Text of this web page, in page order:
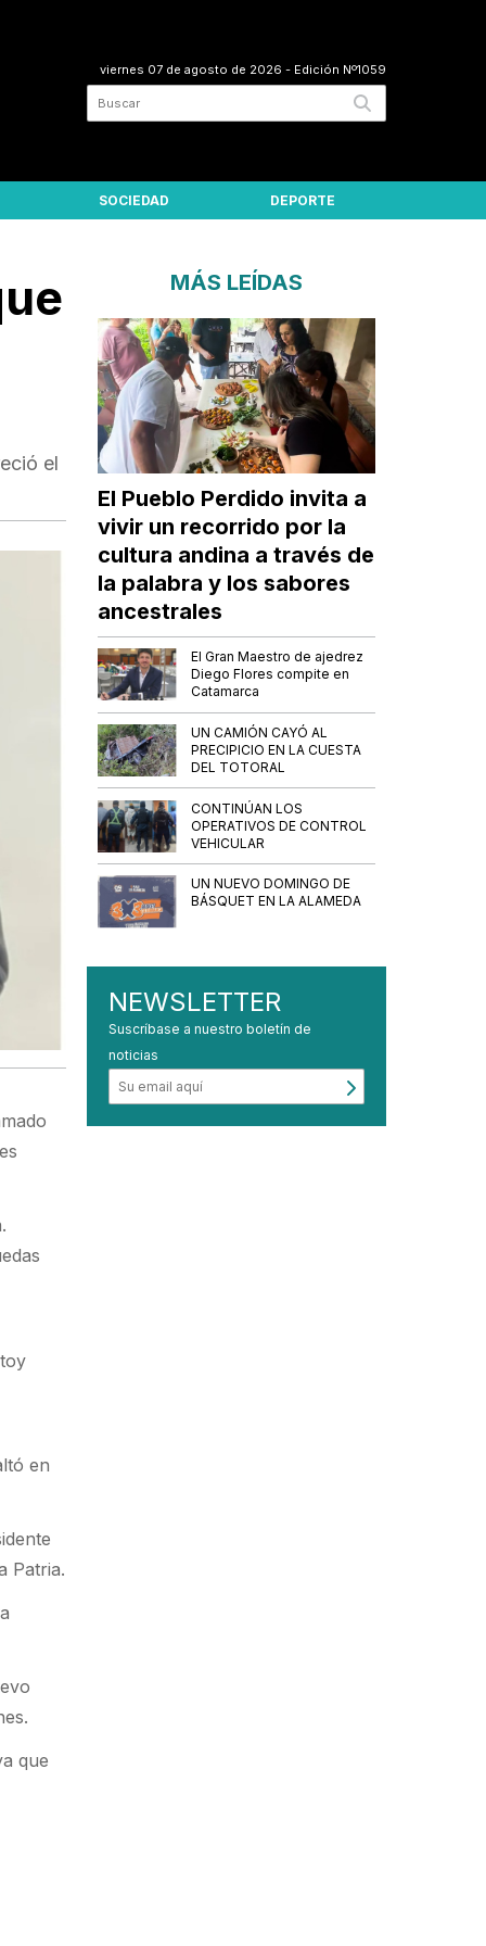
viernes 07 de agosto de 2026 - Edición Nº1059
SOCIEDAD DEPORTE
el
en
Patria.
que
MÁS LEÍDAS
El Pueblo Perdido invita a
vivir un recorrido por la
cultura andina a través de
la palabra y los sabores
ancestrales
El Gran Maestro de ajedrez
Diego Flores compite en
Catamarca
UN CAMIÓN CAYÓ AL
PRECIPICIO EN LA CUESTA
DEL TOTORAL
CONTINÚAN LOS
OPERATIVOS DE CONTROL
VEHICULAR
UN NUEVO DOMINGO DE
BÁSQUET EN LA ALAMEDA
NEWSLETTER
Suscríbase a nuestro boletín de
noticias